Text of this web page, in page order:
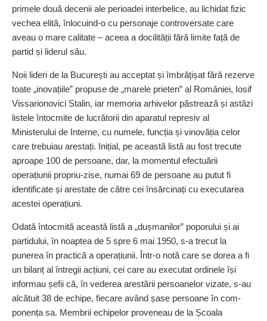
primele două decenii ale perioadei interbelice, au lichidat fizic
vechea elită, înlocuind-o cu personaje controversate care
aveau o mare calitate – aceea a docilității fără limite față de
partid și liderul său.
Noii lideri de la București au acceptat și îmbrățișat fără rezerve
toate „inovațiile” propuse de „marele prieten” al României, Iosif
Vissarionovici Stalin, iar memoria arhivelor păstrează și astăzi
listele întocmite de lucrătorii din aparatul represiv al
Ministerului de Interne, cu numele, funcția și vinovăția celor
care trebuiau arestați. Inițial, pe această listă au fost trecute
aproape 100 de persoane, dar, la momentul efectuării
operațiunii propriu-zise, numai 69 de persoane au putut fi
identificate și arestate de către cei însărcinați cu executarea
acestei operațiuni.
Odată întocmită această listă a „dușmanilor” poporului și ai
partidului, în noaptea de 5 spre 6 mai 1950, s-a trecut la
punerea în practică a operațiunii. Într-o notă care se dorea a fi
un bilanț al întregii acțiuni, cei care au executat ordinele își
informau șefii că, în vederea arestării persoanelor vizate, s-au
alcătuit 38 de echipe, fiecare având șase persoane în com­
ponența sa. Membrii echipelor proveneau de la Școala